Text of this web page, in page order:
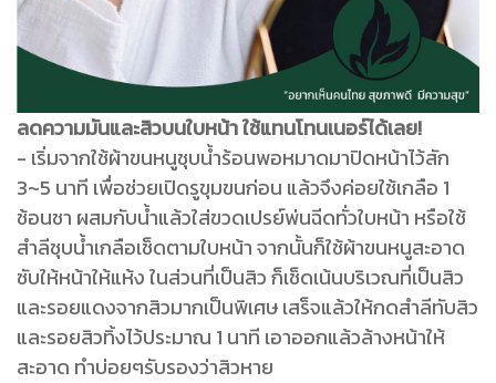
ลดความมันและสิวบนใบหน้า ใช้แทนโทนเนอร์ได้เลย!
- เริ่มจากใช้ผ้าขนหนูชุบน้ำร้อนพอหมาดมาปิดหน้าไว้สัก
3~5 นาที เพื่อช่วยเปิดรูขุมขนก่อน แล้วจึงค่อยใช้เกลือ 1
ช้อนชา ผสมกับน้ำแล้วใส่ขวดเปรย์พ่นฉีดทั่วใบหน้า หรือใช้
สำลีชุบน้ำเกลือเช็ดตามใบหน้า จากนั้นก็ใช้ผ้าขนหนูสะอาด
ซับให้หน้าให้แห้ง ในส่วนที่เป็นสิว ก็เช็ดเน้นบริเวณที่เป็นสิว
และรอยแดงจากสิวมากเป็นพิเศษ เสร็จแล้วให้กดสำลีทับสิว
และรอยสิวทิ้งไว้ประมาณ 1 นาที เอาออกแล้วล้างหน้าให้
สะอาด ทำบ่อยๆรับรองว่าสิวหาย